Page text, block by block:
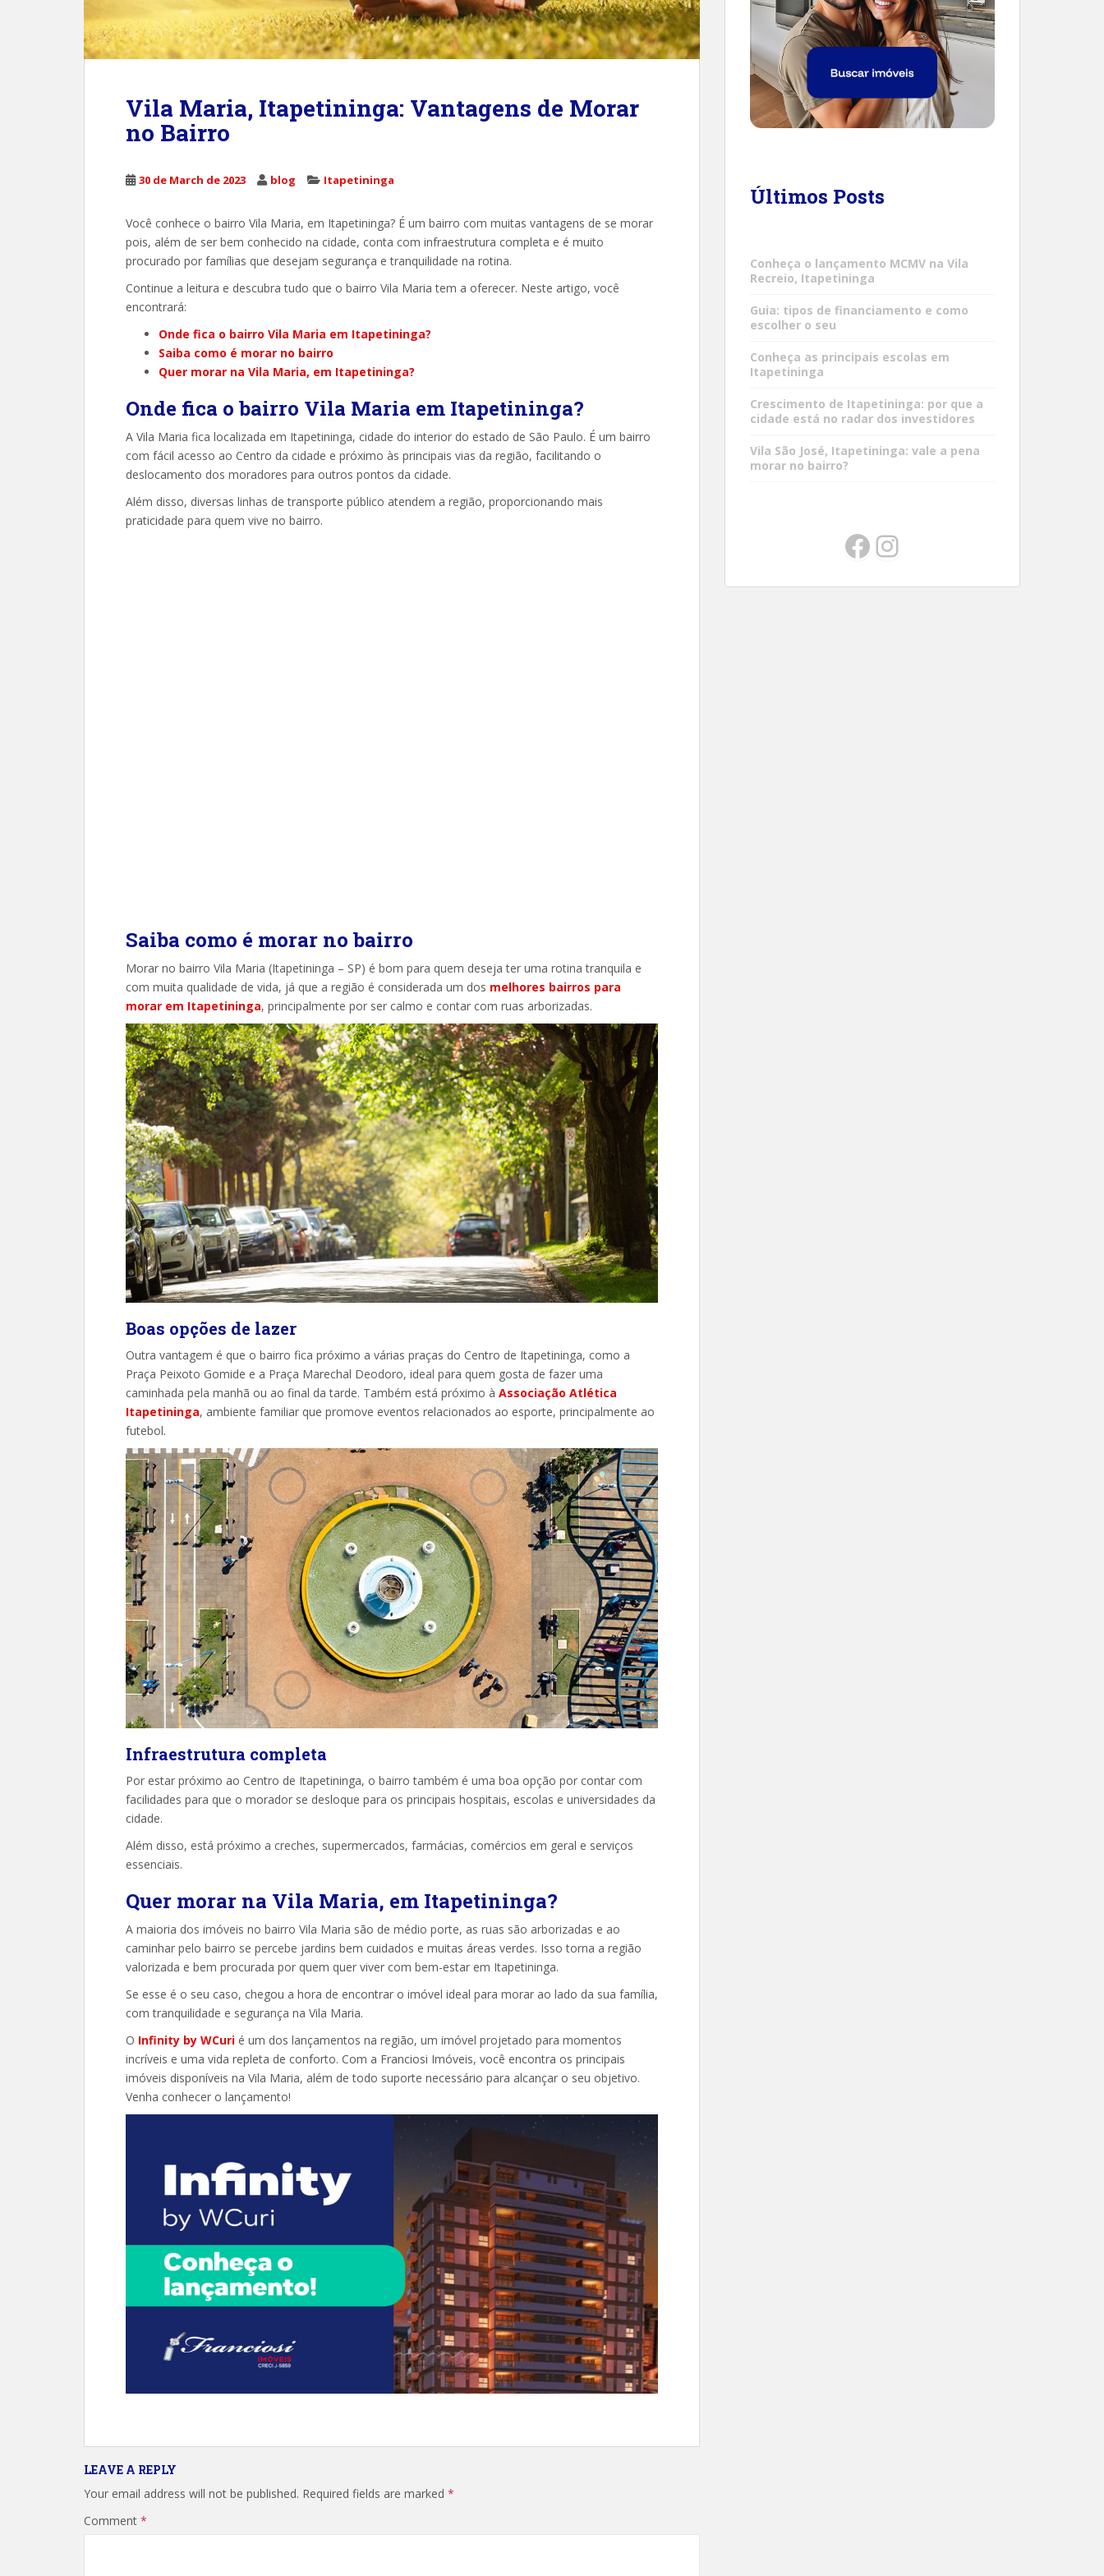
Vila Maria, Itapetininga: Vantagens de Morar
no Bairro
30 de March de 2023 blog Itapetininga
Você conhece o bairro Vila Maria, em Itapetininga? É um bairro com muitas vantagens de se morar
pois, além de ser bem conhecido na cidade, conta com infraestrutura completa e é muito
procurado por famílias que desejam segurança e tranquilidade na rotina.
Continue a leitura e descubra tudo que o bairro Vila Maria tem a oferecer. Neste artigo, você
encontrará:
Onde fica o bairro Vila Maria em Itapetininga?
Saiba como é morar no bairro
Quer morar na Vila Maria, em Itapetininga?
Onde fica o bairro Vila Maria em Itapetininga?
A Vila Maria fica localizada em Itapetininga, cidade do interior do estado de São Paulo. É um bairro
com fácil acesso ao Centro da cidade e próximo às principais vias da região, facilitando o
deslocamento dos moradores para outros pontos da cidade.
Além disso, diversas linhas de transporte público atendem a região, proporcionando mais
praticidade para quem vive no bairro.
Saiba como é morar no bairro
Morar no bairro Vila Maria (Itapetininga – SP) é bom para quem deseja ter uma rotina tranquila e
com muita qualidade de vida, já que a região é considerada um dos melhores bairros para
morar em Itapetininga, principalmente por ser calmo e contar com ruas arborizadas.
Boas opções de lazer
Outra vantagem é que o bairro fica próximo a várias praças do Centro de Itapetininga, como a
Praça Peixoto Gomide e a Praça Marechal Deodoro, ideal para quem gosta de fazer uma
caminhada pela manhã ou ao final da tarde. Também está próximo à Associação Atlética
Itapetininga, ambiente familiar que promove eventos relacionados ao esporte, principalmente ao
futebol.
Infraestrutura completa
Por estar próximo ao Centro de Itapetininga, o bairro também é uma boa opção por contar com
facilidades para que o morador se desloque para os principais hospitais, escolas e universidades da
cidade.
Além disso, está próximo a creches, supermercados, farmácias, comércios em geral e serviços
essenciais.
Quer morar na Vila Maria, em Itapetininga?
A maioria dos imóveis no bairro Vila Maria são de médio porte, as ruas são arborizadas e ao
caminhar pelo bairro se percebe jardins bem cuidados e muitas áreas verdes. Isso torna a região
valorizada e bem procurada por quem quer viver com bem-estar em Itapetininga.
Se esse é o seu caso, chegou a hora de encontrar o imóvel ideal para morar ao lado da sua família,
com tranquilidade e segurança na Vila Maria.
O Infinity by WCuri é um dos lançamentos na região, um imóvel projetado para momentos
incríveis e uma vida repleta de conforto. Com a Franciosi Imóveis, você encontra os principais
imóveis disponíveis na Vila Maria, além de todo suporte necessário para alcançar o seu objetivo.
Venha conhecer o lançamento!
LEAVE A REPLY
Your email address will not be published. Required fields are marked *
Comment *
Últimos Posts
Conheça o lançamento MCMV na Vila
Recreio, Itapetininga
Guia: tipos de financiamento e como
escolher o seu
Conheça as principais escolas em
Itapetininga
Crescimento de Itapetininga: por que a
cidade está no radar dos investidores
Vila São José, Itapetininga: vale a pena
morar no bairro?
Facebook
Instagram